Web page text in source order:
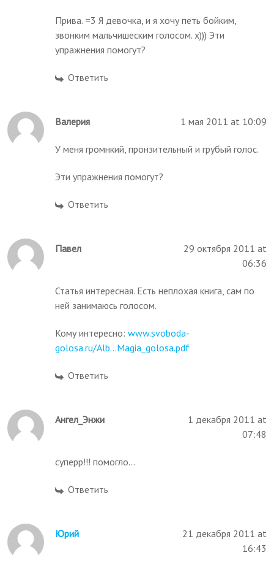
Прива. =3 Я девочка, и я хочу петь бойким,
звонким мальчишеским голосом. х))) Эти
упражнения помогут?
Ответить
Валерия 1 мая 2011 at 10:09
У меня громнкий, пронзительный и грубый голос.
Эти упражнения помогут?
Ответить
Павел
29 октября 2011 at
06:36
Статья интересная. Есть неплохая книга, сам по
ней занимаюсь голосом.
Кому интересно:www.svoboda-
golosa.ru/Alb...Magia_golosa.pdf
Ответить
Ангел_Энжи
1 декабря 2011 at
07:48
суперр!!! помогло...
Ответить
Юрий
21 декабря 2011 at
16:43